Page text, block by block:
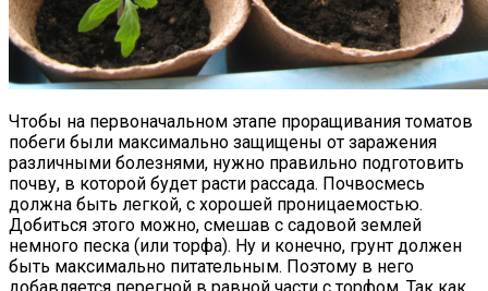
Чтобы на первоначальном этапе проращивания томатов
побеги были максимально защищены от заражения
различными болезнями, нужно правильно подготовить
почву, в которой будет расти рассада. Почвосмесь
должна быть легкой, с хорошей проницаемостью.
Добиться этого можно, смешав с садовой землей
немного песка (или торфа). Ну и конечно, грунт должен
быть максимально питательным. Поэтому в него